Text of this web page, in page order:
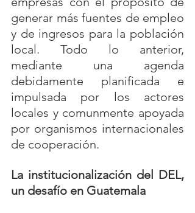
generar más fuentes de empleo
y de ingresos para la población
local. Todo lo anterior,
mediante una agenda
debidamente planificada e
impulsada por los actores
locales y comunmente apoyada
por organismos internacionales
de cooperación.
La institucionalización del DEL,
un desafío en Guatemala